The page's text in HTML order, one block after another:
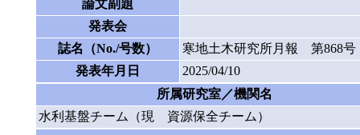
論文副題
発表会
誌名（No./号数）
寒地土木研究所月報 第868号
発表年月日
2025/04/10
所属研究室／機関名
水利基盤チーム（現 資源保全チーム）